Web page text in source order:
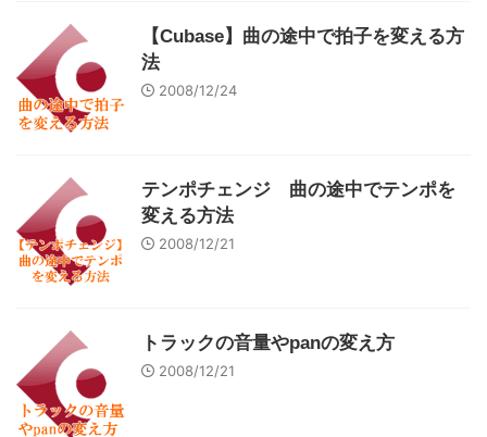
【Cubase】曲の途中で拍子を変える方
法
2008/12/24
テンポチェンジ 曲の途中でテンポを
変える方法
2008/12/21
トラックの音量やpanの変え方
2008/12/21